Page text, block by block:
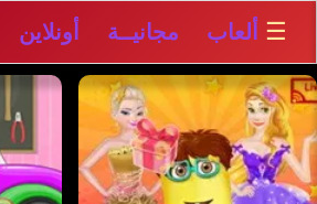
☰ ألعاب مجانيــة